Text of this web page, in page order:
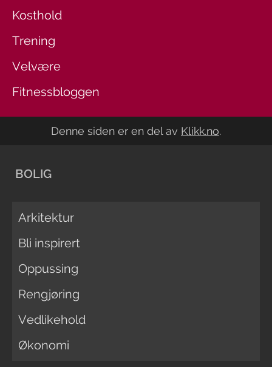
Kosthold
Trening
Velvære
Fitnessbloggen
Denne siden er en del av Klikk.no.
BOLIG
Arkitektur
Bli inspirert
Oppussing
Rengjøring
Vedlikehold
Økonomi